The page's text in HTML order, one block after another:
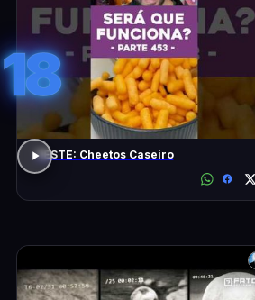
18
TESTE: Cheetos Caseiro